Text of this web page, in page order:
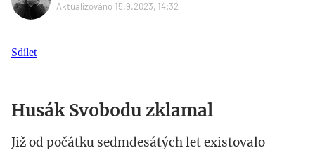
Aktualizováno 15.9.2023, 14:32
Sdílet
Husák Svobodu zklamal
Již od počátku sedmdesátých let existovalo